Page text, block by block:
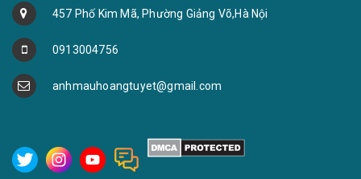
457 Phố Kim Mã, Phường Giảng Võ,Hà Nội
0913004756
anhmauhoangtuyet@gmail.com